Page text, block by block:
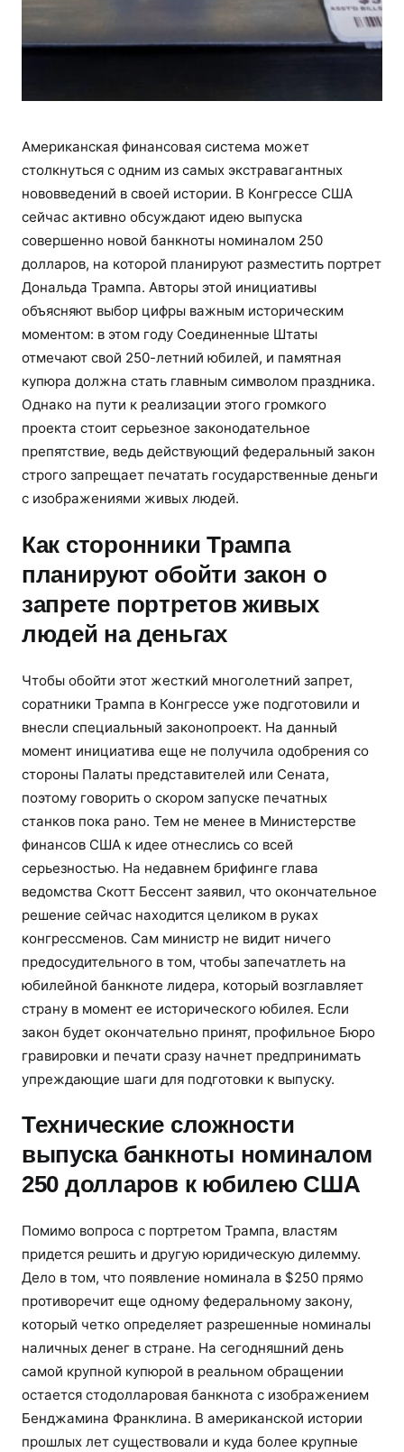
Американская финансовая система может
столкнуться с одним из самых экстравагантных
нововведений в своей истории. В Конгрессе США
сейчас активно обсуждают идею выпуска
совершенно новой банкноты номиналом 250
долларов, на которой планируют разместить портрет
Дональда Трампа. Авторы этой инициативы
объясняют выбор цифры важным историческим
моментом: в этом году Соединенные Штаты
отмечают свой 250-летний юбилей, и памятная
купюра должна стать главным символом праздника.
Однако на пути к реализации этого громкого
проекта стоит серьезное законодательное
препятствие, ведь действующий федеральный закон
строго запрещает печатать государственные деньги
с изображениями живых людей.
Как сторонники Трампа
планируют обойти закон о
запрете портретов живых
людей на деньгах
Чтобы обойти этот жесткий многолетний запрет,
соратники Трампа в Конгрессе уже подготовили и
внесли специальный законопроект. На данный
момент инициатива еще не получила одобрения со
стороны Палаты представителей или Сената,
поэтому говорить о скором запуске печатных
станков пока рано. Тем не менее в Министерстве
финансов США к идее отнеслись со всей
серьезностью. На недавнем брифинге глава
ведомства Скотт Бессент заявил, что окончательное
решение сейчас находится целиком в руках
конгрессменов. Сам министр не видит ничего
предосудительного в том, чтобы запечатлеть на
юбилейной банкноте лидера, который возглавляет
страну в момент ее исторического юбилея. Если
закон будет окончательно принят, профильное Бюро
гравировки и печати сразу начнет предпринимать
упреждающие шаги для подготовки к выпуску.
Технические сложности
выпуска банкноты номиналом
250 долларов к юбилею США
Помимо вопроса с портретом Трампа, властям
придется решить и другую юридическую дилемму.
Дело в том, что появление номинала в $250 прямо
противоречит еще одному федеральному закону,
который четко определяет разрешенные номиналы
наличных денег в стране. На сегодняшний день
самой крупной купюрой в реальном обращении
остается стодолларовая банкнота с изображением
Бенджамина Франклина. В американской истории
прошлых лет существовали и куда более крупные